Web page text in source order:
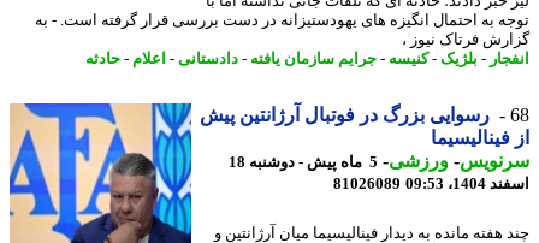
به احتمال انگیزه های یهودستیزانه در دست بررسی قرار گرفته است. - به
فرتاک نیوز ،
-بلژیک-کنیسه-جرایم سازمان یافته -دادستانی-اعلام -حادثه
رسوایی بزرگ در فوتبال آرژانتین پیش
-ورزشی-
5 ماه پیش - دوشنبه 18
09:53
81026089
هفته مانده به دیدار فینالیسیما میان آرژانتین و